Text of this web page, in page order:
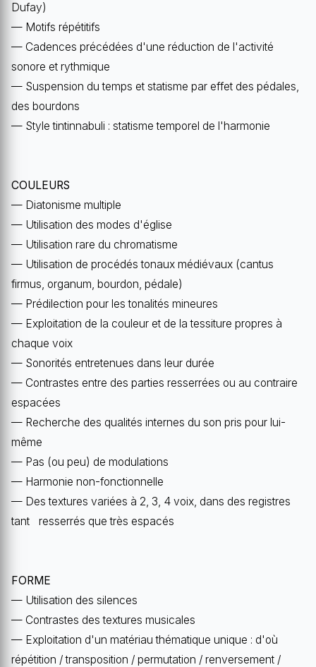
Dufay)
— Motifs répétitifs
— Cadences précédées d'une réduction de l'activité
sonore et rythmique
— Suspension du temps et statisme par effet des pédales,
des bourdons
— Style tintinnabuli : statisme temporel de l'harmonie
COULEURS
— Diatonisme multiple
— Utilisation des modes d'église
— Utilisation rare du chromatisme
— Utilisation de procédés tonaux médiévaux (cantus
firmus, organum, bourdon, pédale)
— Prédilection pour les tonalités mineures
— Exploitation de la couleur et de la tessiture propres à
chaque voix
— Sonorités entretenues dans leur durée
— Contrastes entre des parties resserrées ou au contraire
espacées
— Recherche des qualités internes du son pris pour lui-
même
— Pas (ou peu) de modulations
— Harmonie non-fonctionnelle
— Des textures variées à 2, 3, 4 voix, dans des registres
tant resserrés que très espacés
FORME
— Utilisation des silences
— Contrastes des textures musicales
— Exploitation d'un matériau thématique unique : d'où
répétition / transposition / permutation / renversement /